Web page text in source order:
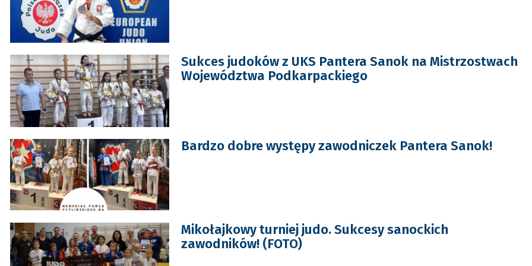
Sukces judoków z UKS Pantera Sanok na Mistrzostwach
Województwa Podkarpackiego
Bardzo dobre występy zawodniczek Pantera Sanok!
Mikołajkowy turniej judo. Sukcesy sanockich
zawodników! (FOTO)